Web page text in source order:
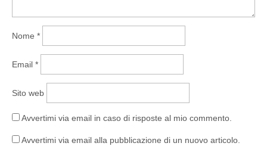
Nome *
Email *
Sito web
Avvertimi via email in caso di risposte al mio commento.
Avvertimi via email alla pubblicazione di un nuovo articolo.